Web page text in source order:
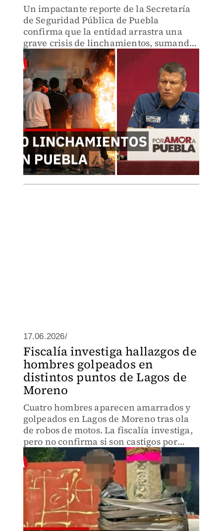
Un impactante reporte de la Secretaría
de Seguridad Pública de Puebla
confirma que la entidad arrastra una
grave crisis de linchamientos, sumando
más de 90 casos violentos recientes y un
nuevo deceso el pasado 3 de julio en
Cuecan.
17.06.2026/
Fiscalía investiga hallazgos de
hombres golpeados en
distintos puntos de Lagos de
Moreno
Cuatro hombres aparecen amarrados y
golpeados en Lagos de Moreno tras ola
de robos de motos. La fiscalía investiga,
pero no confirma si son castigos por
delincuencia. Se especula justicia por
propia mano.